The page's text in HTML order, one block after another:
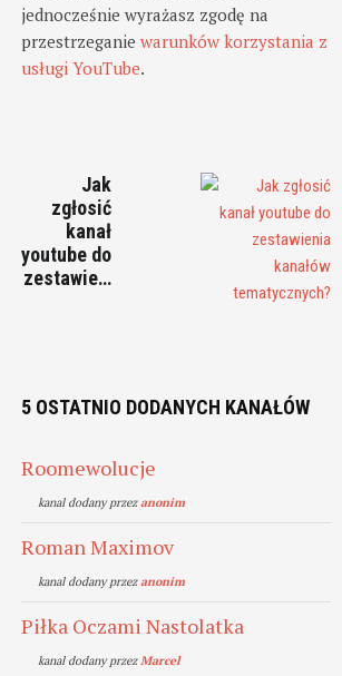
jednocześnie wyrażasz zgodę na
przestrzeganiewarunków korzystania z
usługi YouTube.
Jak
zgłosić
kanał
youtube do
zestawie…
5 OSTATNIO DODANYCH KANAŁÓW
Roomewolucje
kanal dodany przezanonim
Roman Maximov
kanal dodany przezanonim
Piłka Oczami Nastolatka
kanal dodany przezMarcel